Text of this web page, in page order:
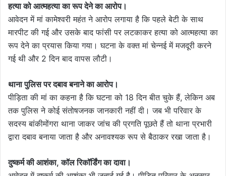
हत्या को आत्महत्या का रूप देने का आरोप।
आवेदन में मां कामेश्वरी महंत ने आरोप लगाया है कि पहले बेटी के साथ
मारपीट की गई और उसके बाद फांसी पर लटकाकर हत्या को आत्महत्या का
रूप देने का प्रयास किया गया। घटना के वक्त मां चेन्नई में मजदूरी करने
गई थी और 2 दिन बाद वापस लौटी।
थाना पुलिस पर दबाव बनाने का आरोप।
पीड़िता की मां का कहना है कि घटना को 18 दिन बीत चुके हैं, लेकिन अब
तक पुलिस ने कोई संतोषजनक जानकारी नहीं दी। जब भी परिवार के
सदस्य बांकीमोंगरा थाना जाकर जांच की प्रगति पूछते हैं तो थाना प्रभारी
द्वारा दबाव बनाया जाता है और अनावश्यक रूप से बैठाकर रखा जाता है।
दुष्कर्म की आशंका, कॉल रिकॉर्डिंग का दावा।